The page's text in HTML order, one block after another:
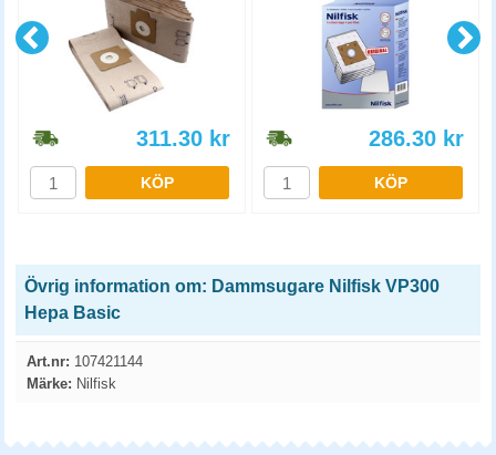
311.30 kr
KÖP
286.30 kr
KÖP
Övrig information om: Dammsugare Nilfisk VP300
Hepa Basic
Art.nr: 107421144
Märke: Nilfisk